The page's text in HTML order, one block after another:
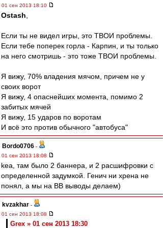
01 сен 2013 18:10
Ostash
Если ты не видел игры, это ТВОИ проблемы.
Если тебе поперек горла - Карпин, и ты только
на него смотришь - это тоже ТВОИ проблемы.
Я вижу, 70% владения мячом, причем не у
своих ворот
Я вижу, 4 опаснейших момента, помимо 2
забитых мячей
Я вижу, 15 ударов по воротам
И всё это против обычного "автобуса"
Bordo0706 -
01 сен 2013 18:08
kea, там было 2 баннера, и 2 расшифровки с
определенной задумкой. Генич ни хрена не
понял, а мы на ВВ выводы делаем)
kvzakhar -
01 сен 2013 18:08
Grex » 01 сен 2013 18:30